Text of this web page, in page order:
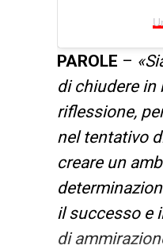
PAROLE –
di chiudere in
riflessione,
nel tentativo
creare un
il successo e
di